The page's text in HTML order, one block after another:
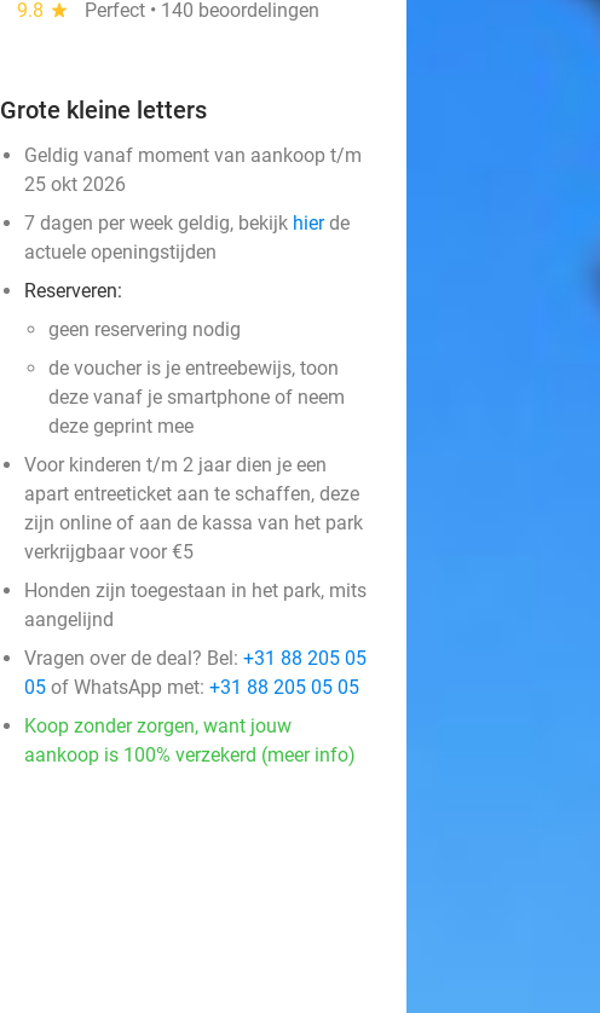
9.8 star
Perfect • 140 beoordelingen
Grote kleine letters
Geldig vanaf moment van aankoop t/m
25 okt 2026
7 dagen per week geldig, bekijk hierde
actuele openingstijden
Reserveren:
geen reservering nodig
de voucher is je entreebewijs, toon
deze vanaf je smartphone of neem
deze geprint mee
Voor kinderen t/m 2 jaar dien je een
apart entreeticket aan te schaffen, deze
zijn online of aan de kassa van het park
verkrijgbaar voor €5
Honden zijn toegestaan in het park, mits
aangelijnd
Vragen over de deal? Bel: +31 88 205 05
05 of WhatsApp met: +31 88 205 05 05
Koop zonder zorgen, want jouw
aankoop is 100% verzekerd (meer info)